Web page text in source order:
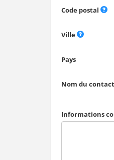
Code postal
Ville
Pays
Nom du contact
Informations